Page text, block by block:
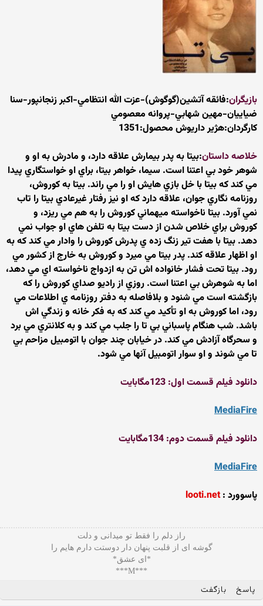
بازیگران:فائقه آتشين(گوگوش)-عزت الله انتظامي-اكبر زنجانپور-سنا
ضياييان-مهين شهابي-پروانه معصومي
کارگردان:هژير داريوش محصول:1351
خلاصه داستان:بيتا به پدر بيمارش علاقه دارد، و مادرش به او و
شوهر خود بي اعتنا است. سيما، خواهر بيتا، براي او خواستگاري پيدا
مي كند كه بيتا با خل بازي هايش او را مي راند. بيتا به كوروش،
روزنامه نگاري جوان، علاقه دارد كه او نيز رفتار غيرعادي بيتا را تاب
نمي آورد. بيتا ناخواسته ميهماني كوروش را به هم مي ريزد، و
كوروش براي خلاص شدن از دست بيتا به تلفن هاي او جواب نمي
دهد. بيتا با هفت تير زنگ زده ي پدرش كوروش را وادار مي كند كه به
او اظهار علاقه كند. پدر بيتا مي ميرد و كوروش به خارج از كشور مي
رود. بيتا تحت فشار خانواده اش تن به ازدواج ناخواسته اي مي دهد،
اما به شوهرش بي اعتنا است. روزي از راديو صداي كوروش را كه
بازگشته است مي شنود و بلافاصله به دفتر روزنامه ي اطلاعات مي
رود، اما كوروش به او تأكيد مي كند كه به فكر خانه و زندگي اش
باشد. شب هنگام پاسباني بي تا را جلب مي كند و به كلانتري مي برد
و سحرگاه آزادش مي كند. در خيابان چند جوان با اتومبيل مزاحم بي
تا مي شوند و او سوار اتومبيل آنها مي شود.
دانلود فیلم قسمت اول: 123مگابایت
MediaFire
دانلود فیلم قسمت دوم: 134مگابایت
MediaFire
پاسوورد :looti.net
راز دلم را فقط تو میدانی و دلت
گوشه ای از قلبت پنهان دار دوستت دارم هایم را
*ای عشق*
***M***
پاسخ بازگفت